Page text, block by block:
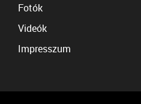
Fotók
Videók
Impresszum